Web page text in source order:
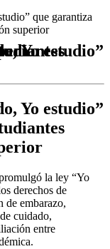
que garantiza
superior
superior
Yo estudio”
la ley “Yo
derechos de
de embarazo,
cuidado,
entre